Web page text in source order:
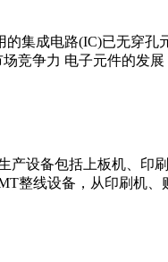
集成电路(IC)已无穿
竞争力 电子元件的发
设备包括上板机、印
整线设备，从印刷机